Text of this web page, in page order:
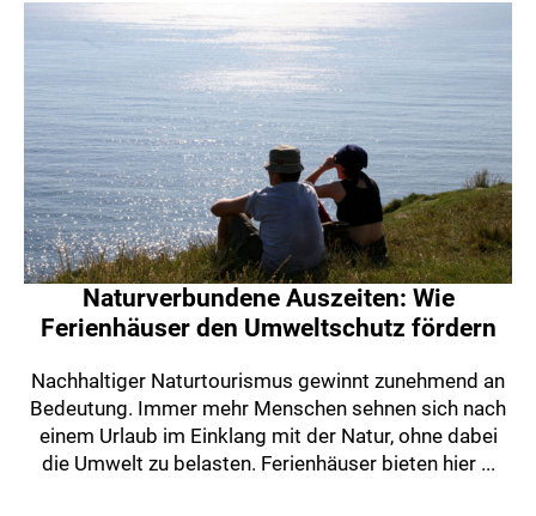
Naturverbundene Auszeiten: Wie
Ferienhäuser den Umweltschutz fördern
Nachhaltiger Naturtourismus gewinnt zunehmend an
Bedeutung. Immer mehr Menschen sehnen sich nach
einem Urlaub im Einklang mit der Natur, ohne dabei
die Umwelt zu belasten. Ferienhäuser bieten hier ...